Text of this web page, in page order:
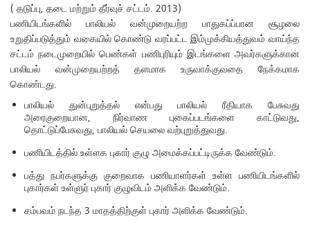
( தடுப்பு, தடை மற்றும் தீர்வுச் சட்டம். 2013)
பணியிடங்களில் பாலியல் வன்முறையற்ற பாதுகப்ப்பான சூழலை
உறுதிப்படுத்தும் வகையில் கொண்டு வரப்பட்ட இம்முக்கியத்துவம் வாய்ந்த
சட்டம் நடைமுறையில் பெண்கள் பணிபுரியும் இடங்களை அவர்களுக்கான
பாலியல் வன்முறையற்றத் தளமாக உருவாக்குவதை நேக்கமாக
கொண்டது.
பாலியல் துன்புறுத்தல் என்பது பாலியல் ரீதியாக பேசுவது
அரைகுறையான, நிர்வாண புகைப்படங்களை காட்டுவது,
தொட்டுப்பேசுவது, பாலியல் செயலை வற்புறுத்துவது.
பணியிடத்தில் உள்ளக புகார் குழு அமைக்கப்பட்டிருக்க வேண்டும்.
பத்து நபர்களுக்கு குறைவாக பணியாளர்கள் உள்ள பணியிடங்களில்
புகார்கள் உள்ளுர் புகார் குழுவிடம் அளிக்க வேண்டும்.
சம்பவம் நடந்த 3 மாதத்திற்குள் புகார் அளிக்க வேண்டும்.